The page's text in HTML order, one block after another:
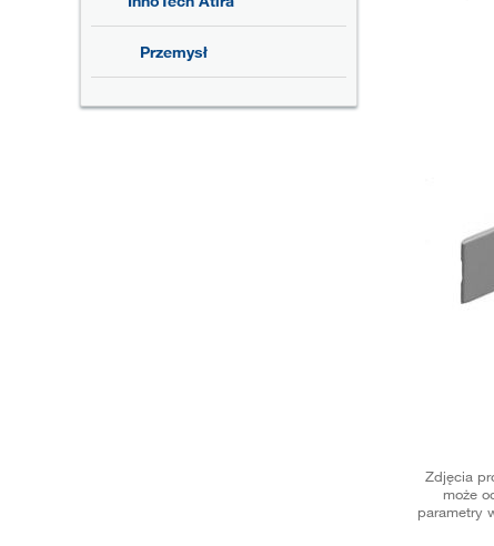
Przemysł
Zdjęcia
może
parametry